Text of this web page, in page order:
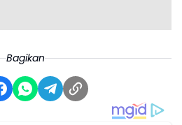
Bagikan